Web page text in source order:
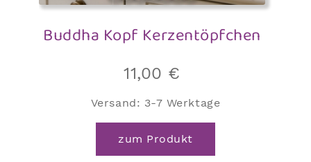
Buddha Kopf Kerzentöpfchen
11,00 €
Versand: 3-7 Werktage
zum Produkt